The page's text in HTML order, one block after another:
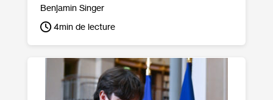
Benjamin Singer
4min de lecture